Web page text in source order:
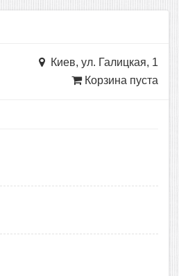
Киев, ул. Галицкая, 1
Корзина пуста